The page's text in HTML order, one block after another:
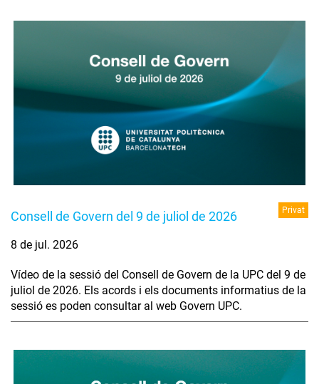
Consell de Govern del 9 de juliol de 2026 Privat
8 de jul. 2026
Vídeo de la sessió del Consell de Govern de la UPC del 9 de
juliol de 2026. Els acords i els documents informatius de la
sessió es poden consultar al web Govern UPC.